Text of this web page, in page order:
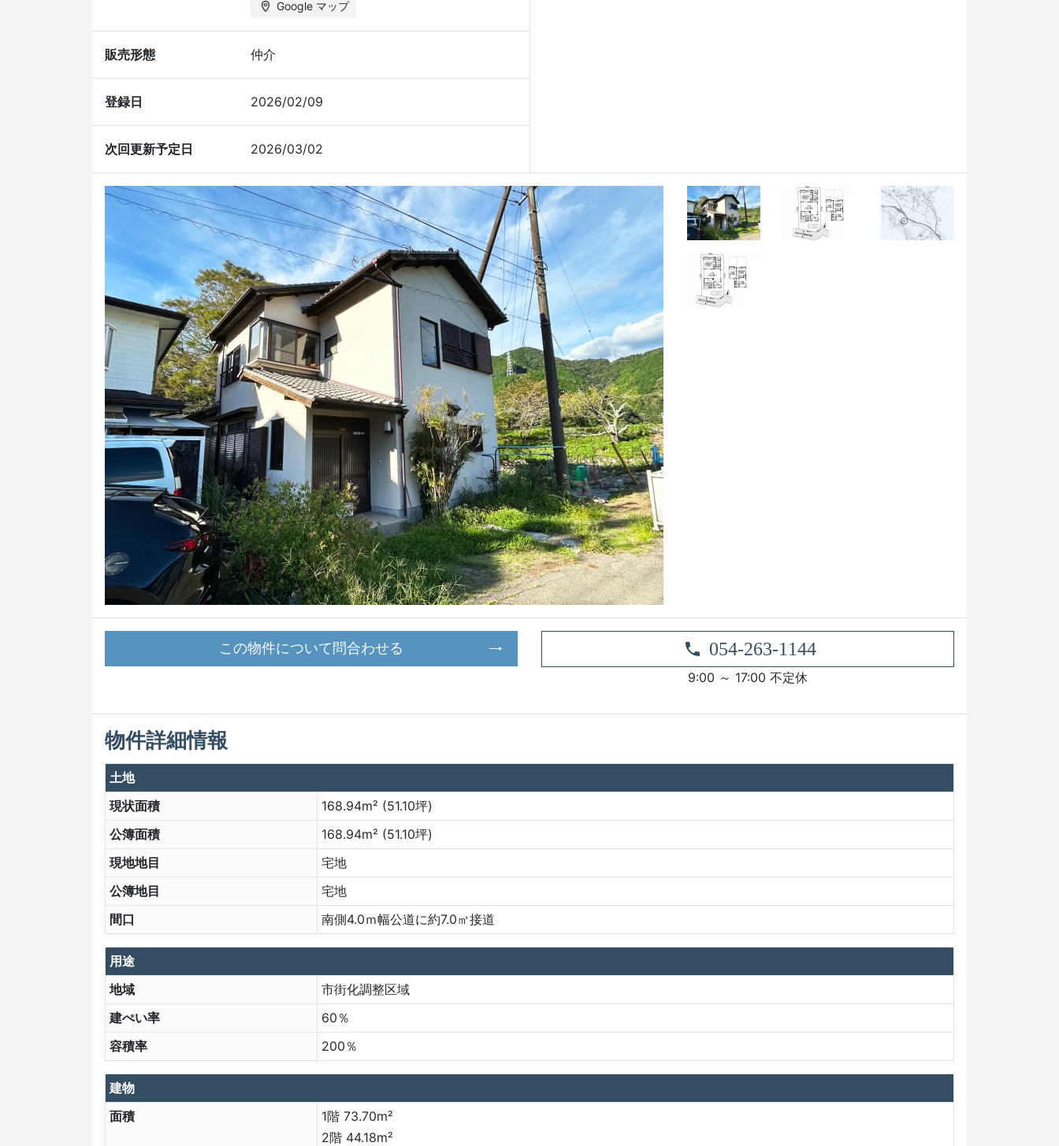
Google マップ
販売形態 仲介
登録日 2026/02/09
次回更新予定日 2026/03/02
この物件について 問合わせる 054-263-1144
9:00 ～ 17:00 不定休
物件詳細情報
土地
現状面積
168.94m² (51.10坪)
公簿面積
168.94m² (51.10坪)
現地地目
宅地
公簿地目
宅地
間口
南側4.0ｍ幅公道に約7.0㎡接道
用途
地域
市街化調整区域
建ぺい率
60％
容積率
200％
建物
面積
1階 73.70m²
2階 44.18m²